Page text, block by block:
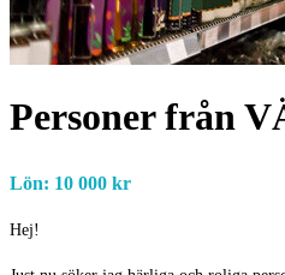
Personer från
Lön: 10 000 kr
Hej!